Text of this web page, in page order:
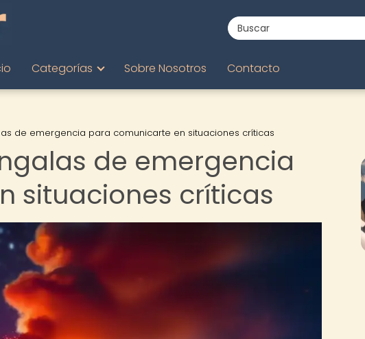
Categorías Sobre Nosotros Contacto
de emergencia para comunicarte en situaciones críticas
de emergencia
situaciones críticas